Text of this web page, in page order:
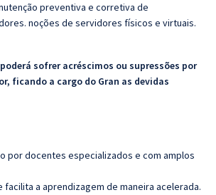
preventiva e corretiva de
noções de servidores físicos e virtuais.
sofrer acréscimos ou supressões por
ficando a cargo do Gran as devidas
por docentes especializados e com amplos
facilita a aprendizagem de maneira acelerada.